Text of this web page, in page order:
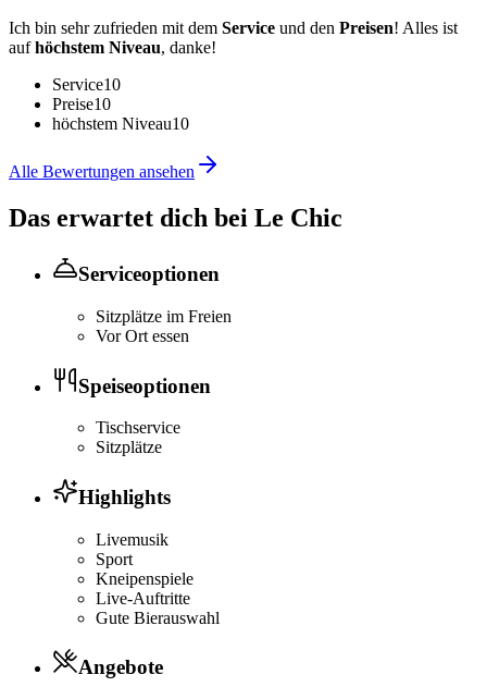
Ich bin sehr zufrieden mit dem Service und den Preisen! Alles ist
aufhöchstem Niveau, danke!
Service10
Preise10
höchstem Niveau10
Alle Bewertungen ansehen
Das erwartet dich bei Le Chic
Serviceoptionen
Sitzplätze im Freien
Vor Ort essen
Speiseoptionen
Tischservice
Sitzplätze
Highlights
Livemusik
Sport
Kneipenspiele
Live-Auftritte
Gute Bierauswahl
Angebote